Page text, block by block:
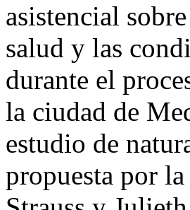
asistencial
salud y las
durante el
la ciudad de
estudio de
propuesta por